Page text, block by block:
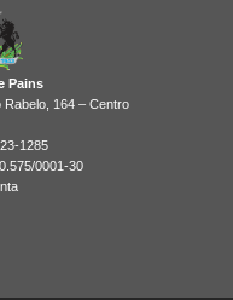
Pains
Rabelo, 164 – Centro
1285
0001-30